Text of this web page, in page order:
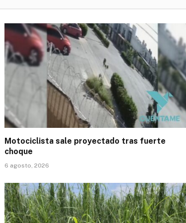
Motociclista sale proyectado tras fuerte
choque
6 agosto, 2026